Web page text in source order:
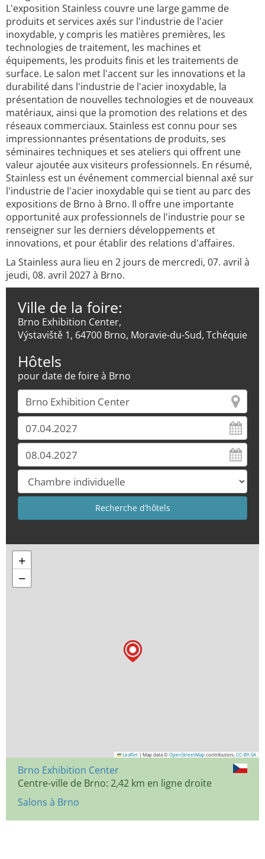
L'exposition Stainless couvre une large gamme de
produits et services axés sur l'industrie de l'acier
inoxydable, y compris les matières premières, les
technologies de traitement, les machines et
équipements, les produits finis et les traitements de
surface. Le salon met l'accent sur les innovations et la
durabilité dans l'industrie de l'acier inoxydable, la
présentation de nouvelles technologies et de nouveaux
matériaux, ainsi que la promotion des relations et des
réseaux commerciaux. Stainless est connu pour ses
impressionnantes présentations de produits, ses
séminaires techniques et ses ateliers qui offrent une
valeur ajoutée aux visiteurs professionnels. En résumé,
Stainless est un événement commercial biennal axé sur
l'industrie de l'acier inoxydable qui se tient au parc des
expositions de Brno à Brno. Il offre une importante
opportunité aux professionnels de l'industrie pour se
renseigner sur les derniers développements et
innovations, et pour établir des relations d'affaires.
La Stainless aura lieu en 2 jours de mercredi, 07. avril à
jeudi, 08. avril 2027 à Brno.
Ville de la foire:
Brno Exhibition Center,
Výstaviště 1, 64700 Brno, Moravie-du-Sud, Tchéquie
Hôtels
pour date de foire à Brno
+
−
Leaflet | Map data © OpenStreetMap contributors, CC-BY-SA
Brno Exhibition Center
Centre-ville de Brno: 2,42 km en ligne droite
Salons à Brno